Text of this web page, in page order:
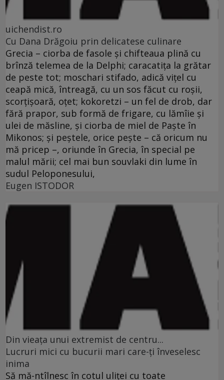
uichendist.ro
Cu Dana Drăgoiu prin delicatese culinare
Grecia – ciorba de fasole şi chifteaua plină cu
brînză telemea de la Delphi; caracatiţa la grătar
de peste tot; moschari stifado, adică viţel cu
ceapă mică, întreagă, cu un sos făcut cu roşii,
scorţişoară, oţet; kokoretzi – un fel de drob, dar
fără prapor, sub formă de frigare, cu lămîie şi
ulei de măsline, şi ciorba de miel de Paşte în
Mikonos; şi peştele, orice peşte – că oricum nu
mă pricep –, oriunde în Grecia, în special pe
malul mării; cel mai bun souvlaki din lume în
sudul Peloponesului,
Eugen ISTODOR
Din vieaţa unui extremist de centru...
Lucruri mici cu bucurii mari care-ţi înveselesc
inima
Să mă-ntîlnesc în cotul uliţei cu toate